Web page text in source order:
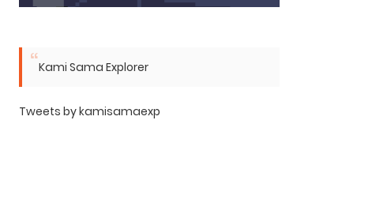
Kami Sama Explorer
Tweets by kamisamaexp